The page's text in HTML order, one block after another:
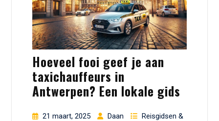
Hoeveel fooi geef je aan
taxichauffeurs in
Antwerpen? Een lokale gids
21 maart, 2025 Daan
Reisgidsen &